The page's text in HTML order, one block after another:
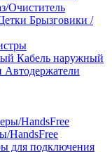
Очиститель
Брызговики /
Кабель наружный
Автодержатели
HandsFree